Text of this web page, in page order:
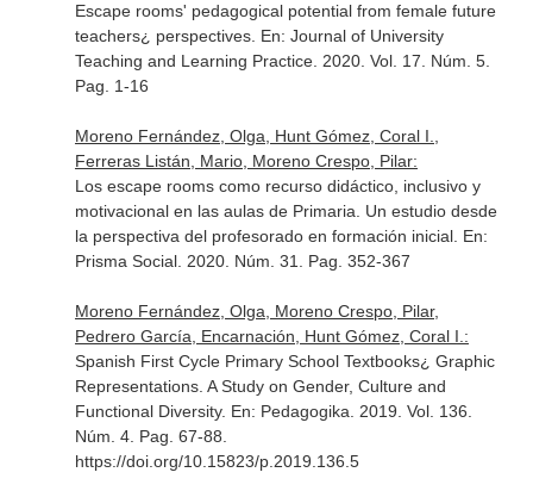
Escape rooms' pedagogical potential from female future
teachers¿ perspectives. En: Journal of University
Teaching and Learning Practice. 2020. Vol. 17. Núm. 5.
Pag. 1-16
Moreno Fernández, Olga, Hunt Gómez, Coral I.,
Ferreras Listán, Mario, Moreno Crespo, Pilar:
Los escape rooms como recurso didáctico, inclusivo y
motivacional en las aulas de Primaria. Un estudio desde
la perspectiva del profesorado en formación inicial. En:
Prisma Social. 2020. Núm. 31. Pag. 352-367
Moreno Fernández, Olga, Moreno Crespo, Pilar,
Pedrero García, Encarnación, Hunt Gómez, Coral I.:
Spanish First Cycle Primary School Textbooks¿ Graphic
Representations. A Study on Gender, Culture and
Functional Diversity. En: Pedagogika . 2019. Vol. 136.
Núm. 4. Pag. 67-88.
https://doi.org/10.15823/p.2019.136.5